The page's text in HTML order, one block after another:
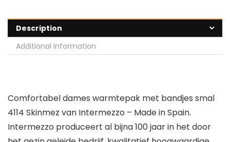
Description
Additional information
Comfortabel dames warmtepak met bandjes smal
4114 Skinmez van Intermezzo – Made in Spain.
Intermezzo produceert al bijna 100 jaar in het door